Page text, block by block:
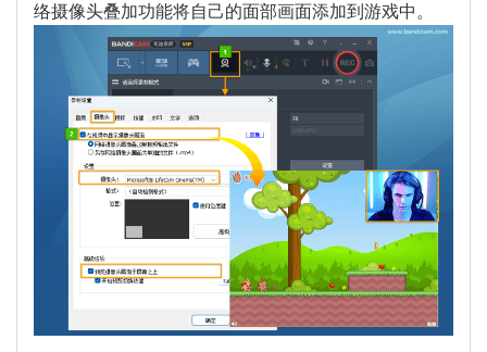
络摄像头叠加功能将自己的面部画面添加到游戏中。